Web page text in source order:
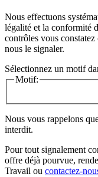
Nous effectuons
légalité et la conformité
contrôles vous
nous le signaler.
Sélectionnez un motif
Motif:
Nous vous rappelons
interdit.
Pour tout signalement
offre déjà pourvue,
Travail ou contactez-